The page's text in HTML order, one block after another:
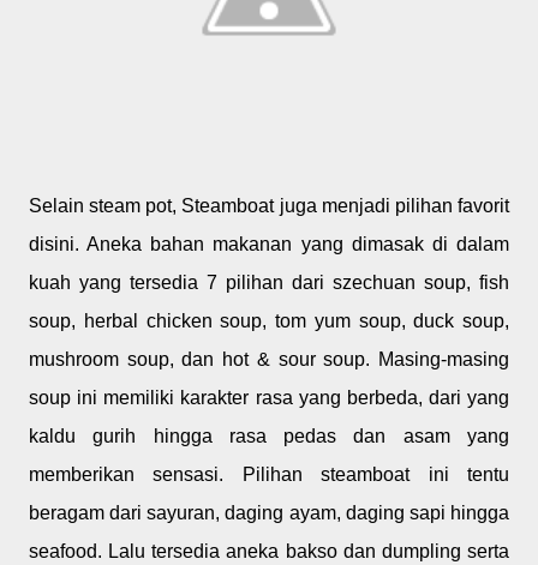
Selain steam pot, Steamboat juga menjadi pilihan favorit
disini. Aneka bahan makanan yang dimasak di dalam
kuah yang tersedia 7 pilihan dari szechuan soup, fish
soup, herbal chicken soup, tom yum soup, duck soup,
mushroom soup, dan hot & sour soup. Masing-masing
soup ini memiliki karakter rasa yang berbeda, dari yang
kaldu gurih hingga rasa pedas dan asam yang
memberikan sensasi. Pilihan steamboat ini tentu
beragam dari sayuran, daging ayam, daging sapi hingga
seafood. Lalu tersedia aneka bakso dan dumpling serta